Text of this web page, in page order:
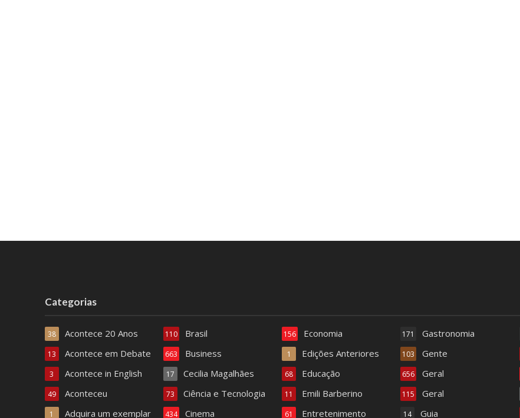
Categorias
Acontece 20 Anos
38
Acontece em Debate
13
Acontece in English
3
Aconteceu
49
Adquira um exemplar
1
Brasil
110
Business
663
Cecilia Magalhães
17
Ciência e Tecnologia
73
Cinema
434
Economia
156
Edições Anteriores
1
Educação
68
Emili Barberino
11
Entretenimento
61
Gastronomia
171
Gente
103
Geral
656
Geral
115
Guia
14